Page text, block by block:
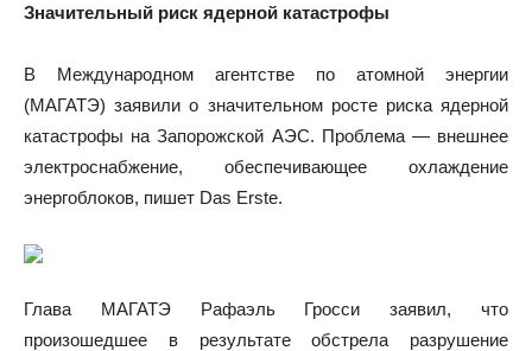
Значительный риск ядерной катастрофы
В Международном агентстве по атомной энергии
(МАГАТЭ) заявили о значительном росте риска ядерной
катастрофы на Запорожской АЭС. Проблема — внешнее
электроснабжение, обеспечивающее охлаждение
энергоблоков, пишет Das Erste.
Глава МАГАТЭ Рафаэль Гросси заявил, что
произошедшее в результате обстрела разрушение